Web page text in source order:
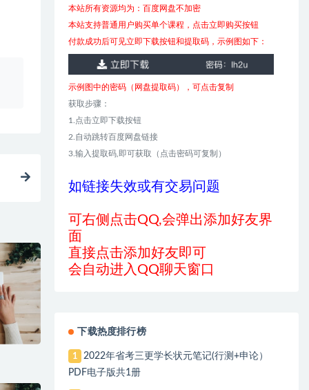
本站所有资源均为：百度网盘不加密
本站支持普通用户购买单个课程，点击立即购买按钮
付款成功后可见立即下载按钮和提取码，示例图如下：
示例图中的密码（网盘提取码），可点击复制
获取步骤：
1.点击立即下载按钮
2.自动跳转百度网盘链接
3.输入提取码,即可获取（点击密码可复制）
如链接失效或有交易问题
可右侧点击QQ,会弹出添加好友界
面
直接点击添加好友即可
会自动进入QQ聊天窗口
下载热度排行榜
1
2022年省考三更学长状元笔记(行测+申论）
PDF电子版共1册